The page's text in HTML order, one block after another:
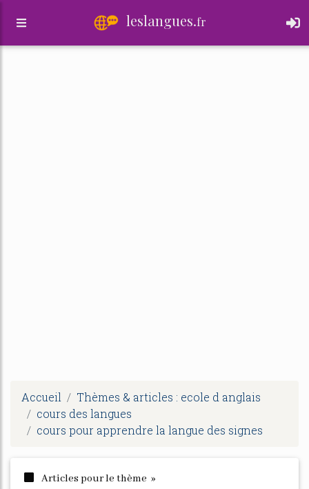
leslangues.fr
Accueil
Thèmes & articles : ecole d anglais
cours des langues
cours pour apprendre la langue des signes
Articles pour le thème »